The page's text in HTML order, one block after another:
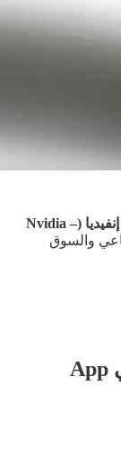
إنفيديا (Nvidia –
والسوق
تابع قراءة هذا المنشور مجانًا في App